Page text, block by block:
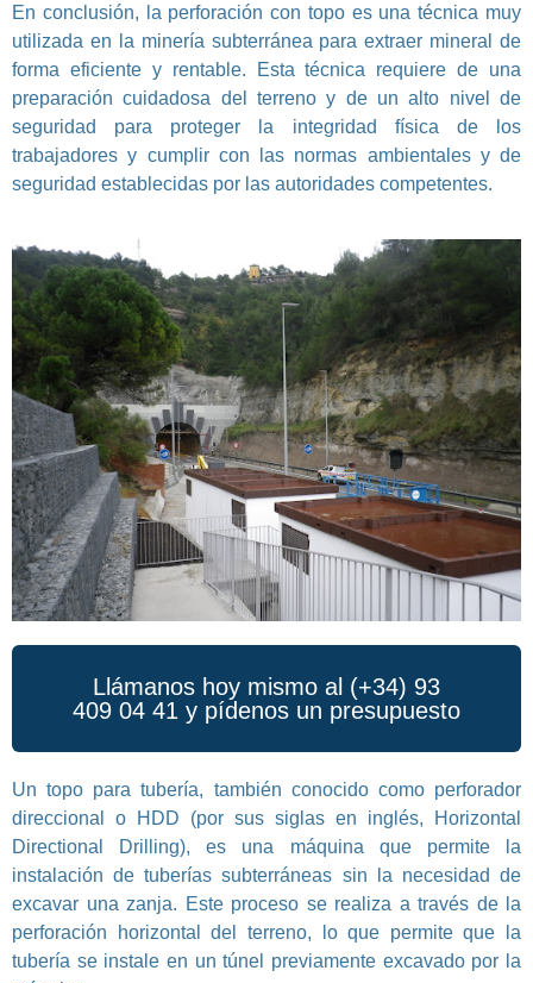
En conclusión, la perforación con topo es una técnica muy
utilizada en la minería subterránea para extraer mineral de
forma eficiente y rentable. Esta técnica requiere de una
preparación cuidadosa del terreno y de un alto nivel de
seguridad para proteger la integridad física de los
trabajadores y cumplir con las normas ambientales y de
seguridad establecidas por las autoridades competentes.
Llámanos hoy mismo al (+34) 93
409 04 41 y pídenos un presupuesto
Un topo para tubería, también conocido como perforador
direccional o HDD (por sus siglas en inglés, Horizontal
Directional Drilling), es una máquina que permite la
instalación de tuberías subterráneas sin la necesidad de
excavar una zanja. Este proceso se realiza a través de la
perforación horizontal del terreno, lo que permite que la
tubería se instale en un túnel previamente excavado por la